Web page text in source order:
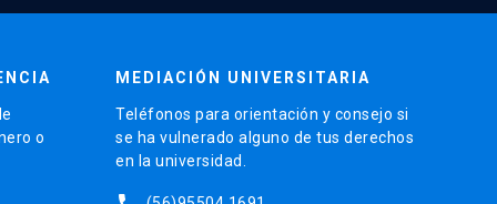
o
MEDIACIÓN UNIVERSITARIA
Teléfonos para orientación y consejo si
se ha vulnerado alguno de tus derechos
en la universidad.